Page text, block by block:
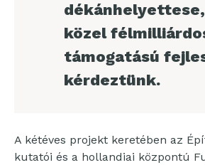
közel
támogatású
kérdeztünk.
A kétéves projekt keretében az
kutatói és a hollandiai központú